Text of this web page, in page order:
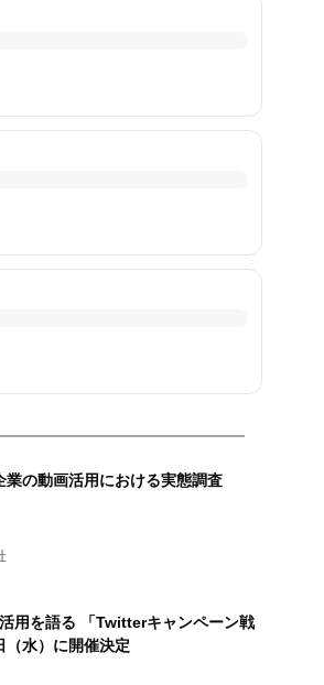
業の動画活用における実態調査
用を語る 「Twitterキャンペーン戦
水）に開催決定